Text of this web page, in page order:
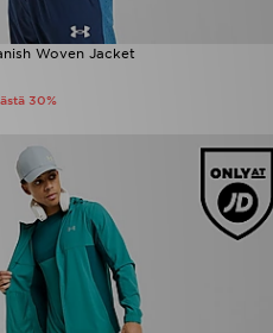
Woven Jacket
30%